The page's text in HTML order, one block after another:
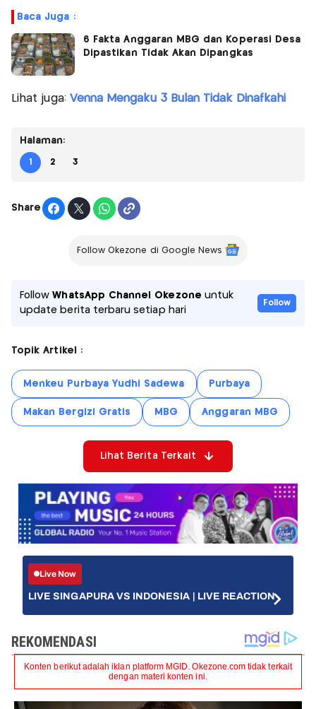
Baca Juga :
6 Fakta Anggaran MBG dan Koperasi Desa
Dipastikan Tidak Akan Dipangkas
Lihat juga: Venna Mengaku 3 Bulan Tidak Dinafkahi
Halaman:
1 2 3
Share
Follow Okezone di Google News
FollowWhatsApp Channel Okezone untuk
update berita terbaru setiap hari
Follow
Topik Artikel :
Menkeu Purbaya Yudhi Sadewa Purbaya
Makan Bergizi Gratis MBG Anggaran MBG
Lihat Berita Terkait
Live Now
LIVE SINGAPURA VS INDONESIA | LIVE REACTION